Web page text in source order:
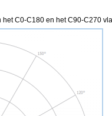
C0-C180 en het C90-C270